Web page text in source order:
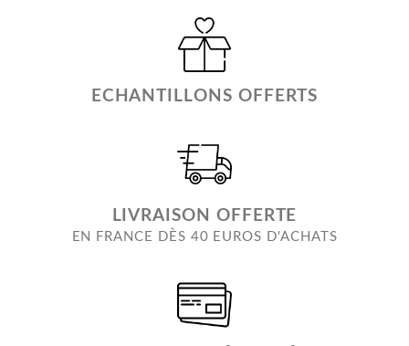
ECHANTILLONS OFFERTS
LIVRAISON OFFERTE
EN FRANCE DÈS 40 EUROS D'ACHATS